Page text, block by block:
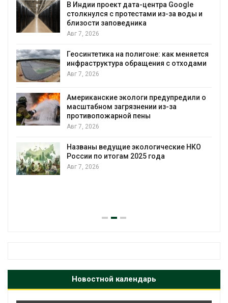
В Индии проект дата-центра Google
столкнулся с протестами из-за воды и
близости заповедника
Авг 7, 2026
Геосинтетика на полигоне: как меняется
инфраструктура обращения с отходами
Авг 7, 2026
Американские экологи предупредили о
масштабном загрязнении из-за
противопожарной пены
Авг 7, 2026
Названы ведущие экологические НКО
России по итогам 2025 года
Авг 7, 2026
Новостной календарь